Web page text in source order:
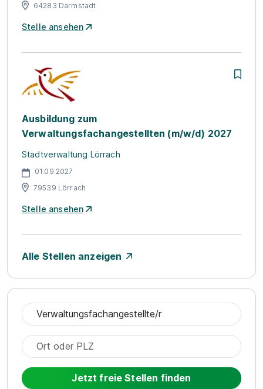
64283 Darmstadt
Stelle ansehen
Ausbildung zum
Verwaltungsfachangestellten (m/w/d) 2027
Stadtverwaltung Lörrach
01.09.2027
79539 Lörrach
Stelle ansehen
Alle Stellen anzeigen
Jetzt freie Stellen finden